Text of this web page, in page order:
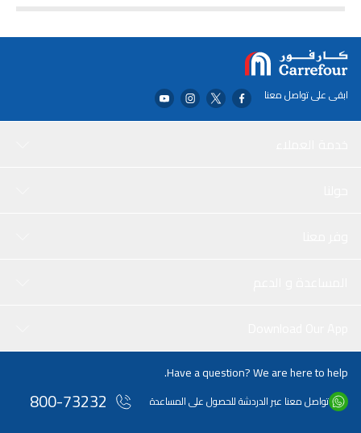
ابقى على تواصل معنا
Have a question? We are here to help.
تواصل معنا عبر الدردشة للحصول على المساعدة 800-73232